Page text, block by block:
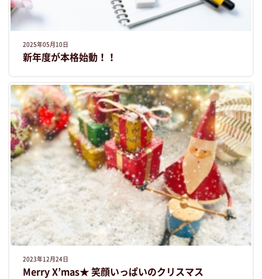
2025年05月10日
新年度が本格始動！！
2023年12月24日
Merry X’mas★ 笑顔いっぱいのクリスマス